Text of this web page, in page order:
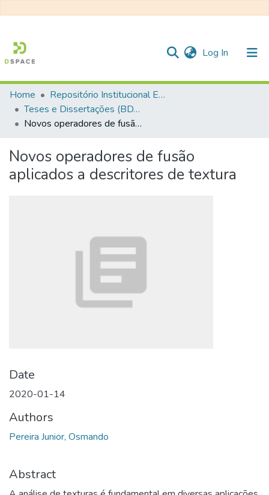
Log In (current)
Communities & Collections
All of DSpace
Statistics
Home
Repositório Institucional EESC
Teses e Dissertações (BDTD USP)
Novos operadores de fusão aplicados a descritores de textura
Novos operadores de fusão
aplicados a descritores de textura
Date
2020-01-14
Authors
Pereira Junior, Osmando
Abstract